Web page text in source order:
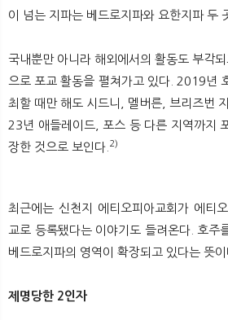
이 넘는 지파는 베드로지파와 요한지파 두
국내뿐만 아니라 해외에서의 활동도 부각
으로 포교 활동을 펼쳐가고 있다. 2019년
최할 때만 해도 시드니, 멜버른, 브리즈번
23년 애들레이드, 포스 등 다른 지역까지
장한 것으로 보인다. 2)
최근에는 신천지 에티오피아교회가 에티
교로 등록됐다는 이야기도 들려온다. 호주
베드로지파의 영역이 확장되고 있다는 뜻이
제명당한 2인자